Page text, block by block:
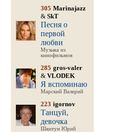
305 Marinajazz
& SkT
Песня о
первой
любви
Музыка из
кинофильмов
285 gros-valer
& VLODEK
Я вспоминаю
Марский Валерий
223 igornov
Танцуй,
девочка
Шкитун Юрий